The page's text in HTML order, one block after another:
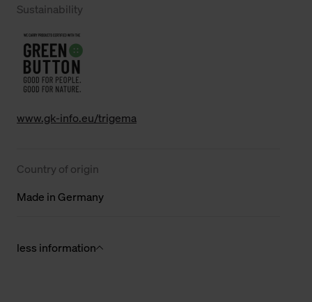
Sustainability
www.gk-info.eu/trigema
Country of origin
Made in Germany
less information